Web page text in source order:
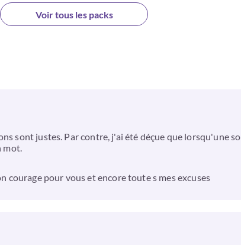
Voir tous les packs
sont justes. Par contre, j'ai été déçue que lorsqu'une
mot.
courage pour vous et encore toute s mes excuses